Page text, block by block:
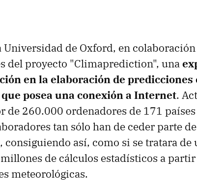
Universidad de Oxford, en colaboración
del proyecto "Climaprediction", una
en la elaboración de predicciones
posea una conexión a Internet.
de 260.000 ordenadores de 171
tan sólo han de ceder parte
consiguiendo así, como si se tratara
de cálculos estadísticos a
meteorológicas.